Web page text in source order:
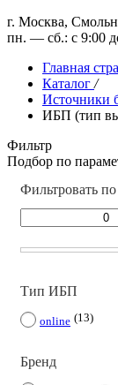
г. Москва,
пн. — сб.: с 9:00
Главная
Каталог /
Источники
ИБП (тип
Фильтр
Подбор по
Фильтровать
Тип ИБП
online 13
Бренд